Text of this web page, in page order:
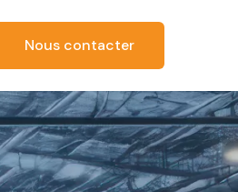
Nous contacter